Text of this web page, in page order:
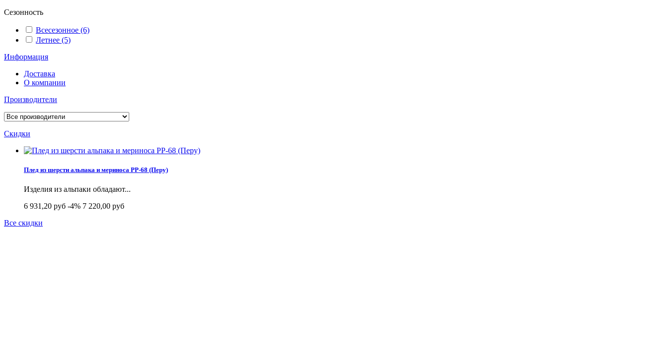
Сезонность
Всесезонное (6)
Летнее (5)
Информация
Доставка
О компании
Производители
Скидки
Плед из шерсти альпака и мериноса РР-68 (Перу)
Изделия из альпаки обладают...
6 931,20 руб -4% 7 220,00 руб
Все скидки